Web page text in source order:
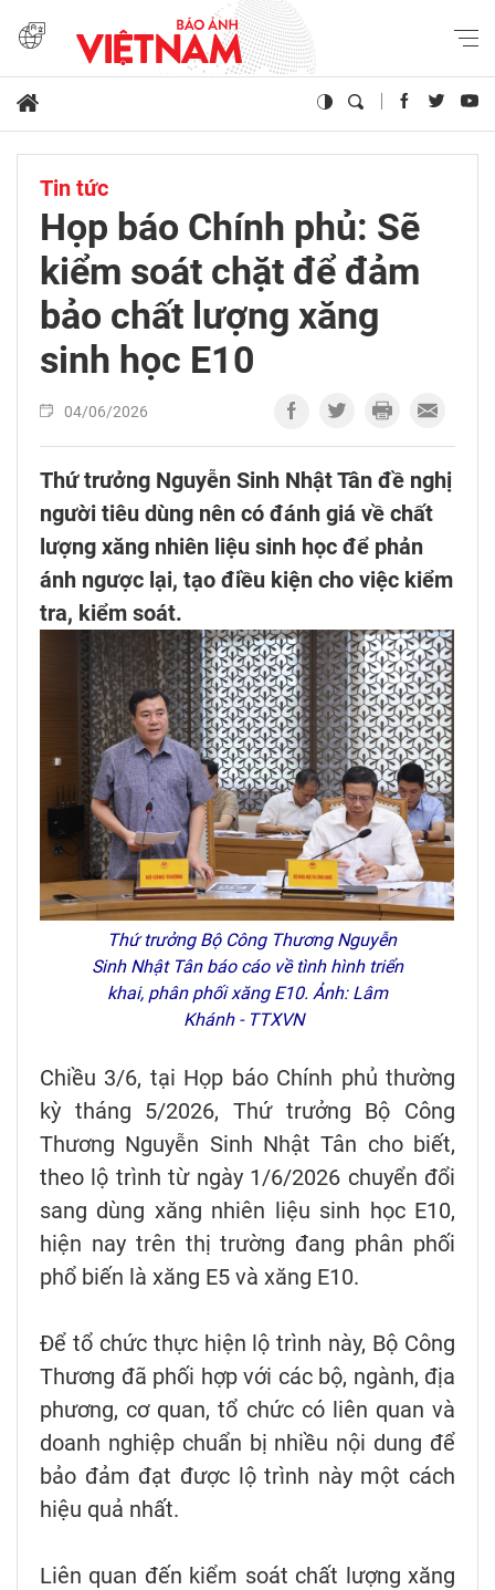
Tin tức
Họp báo Chính phủ: Sẽ
kiểm soát chặt để đảm
bảo chất lượng xăng
sinh học E10
04/06/2026
Thứ trưởng Nguyễn Sinh Nhật Tân đề nghị
người tiêu dùng nên có đánh giá về chất
lượng xăng nhiên liệu sinh học để phản
ánh ngược lại, tạo điều kiện cho việc kiểm
tra, kiểm soát.
Thứ trưởng Bộ Công Thương Nguyễn
Sinh Nhật Tân báo cáo về tình hình triển
khai, phân phối xăng E10. Ảnh: Lâm
Khánh - TTXVN
Chiều 3/6, tại Họp báo Chính phủ thường
kỳ tháng 5/2026, Thứ trưởng Bộ Công
Thương Nguyễn Sinh Nhật Tân cho biết,
theo lộ trình từ ngày 1/6/2026 chuyển đổi
sang dùng xăng nhiên liệu sinh học E10,
hiện nay trên thị trường đang phân phối
phổ biến là xăng E5 và xăng E10.
Để tổ chức thực hiện lộ trình này, Bộ Công
Thương đã phối hợp với các bộ, ngành, địa
phương, cơ quan, tổ chức có liên quan và
doanh nghiệp chuẩn bị nhiều nội dung để
bảo đảm đạt được lộ trình này một cách
hiệu quả nhất.
Liên quan đến kiểm soát chất lượng xăng